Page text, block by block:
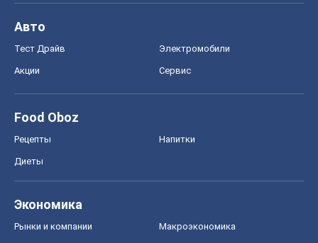
Авто
Тест Драйв Электромобили
Акции Сервис
Food Oboz
Рецепты Напитки
Диеты
Экономика
Рынки и компании Mакроэкономика